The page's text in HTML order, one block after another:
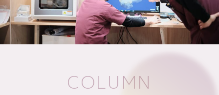
COLUMN